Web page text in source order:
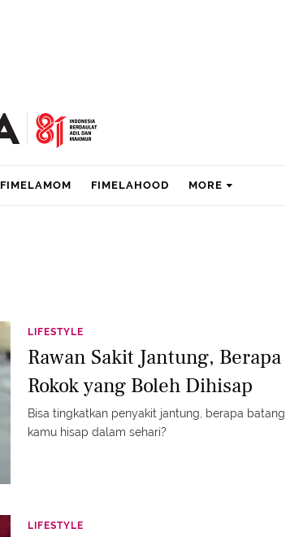
FIMELAMOM FIMELAHOOD MORE
LIFESTYLE
Rawan Sakit Jantung,
Rokok yang Boleh Dihisap
Bisa tingkatkan penyakit jantung, berapa
kamu hisap dalam sehari?
LIFESTYLE